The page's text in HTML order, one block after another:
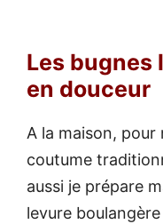
Les bugnes
en douceur
A la maison,
coutume
aussi je prépare
levure